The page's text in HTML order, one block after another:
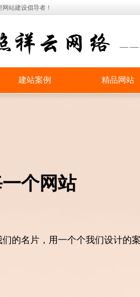
站建设倡导者！
建站案例 精品网站
个网站
的名片，用一个个我们设计的